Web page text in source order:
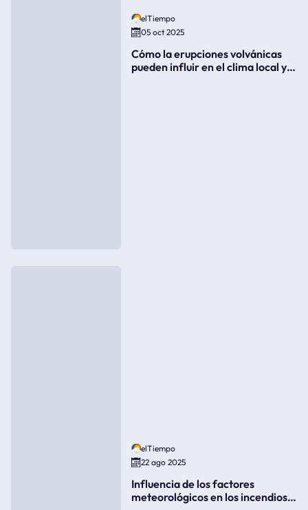
elTiempo
05 oct 2025
Cómo la erupciones volvánicas
pueden influir en el clima local y
elTiempo
22 ago 2025
Influencia de los factores
meteorológicos en los incendios